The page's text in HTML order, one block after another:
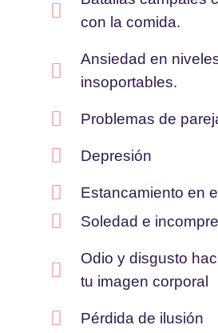
con la comida.
Ansiedad en
insoportables.
Problemas de
Depresión
Estancamiento en
Soledad e
Odio y disgusto
tu imagen corporal
Pérdida de ilusión